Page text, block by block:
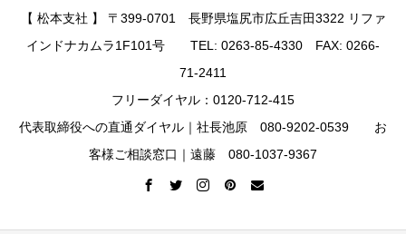
【 松本支社 】 〒399-0701 長野県塩尻市広丘吉田3322 リファ
インドナカムラ1F101号 TEL: 0263-85-4330 FAX: 0266-
71-2411
フリーダイヤル：0120-712-415
代表取締役への直通ダイヤル｜社長池原 080-9202-0539 お
客様ご相談窓口｜遠藤 080-1037-9367